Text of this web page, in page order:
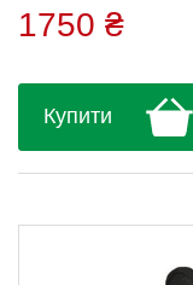
забезпечують
завдяки
долоню.
поглинають
забезпечують
1750 ₴
Купити